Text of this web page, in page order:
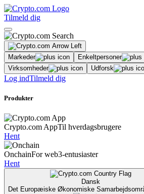
Tilmeld dig
Markeder
Enkeltpersoner
Virksomheder
Udforsk
Log indTilmeld dig
Produkter
Crypto.com AppTil hverdagsbrugere
Hent
OnchainFor web3-entusiaster
Hent
Dansk
Det Europæiske Økonomiske